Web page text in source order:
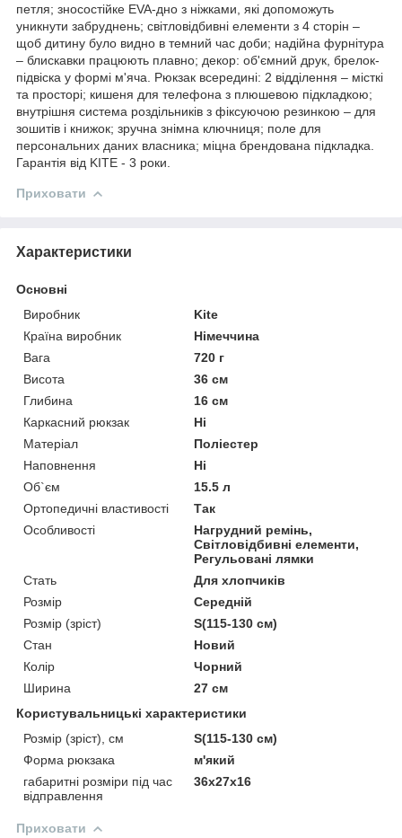
петля; зносостійке EVA-дно з ніжками, які допоможуть
уникнути забруднень; світловідбивні елементи з 4 сторін –
щоб дитину було видно в темний час доби; надійна фурнітура
– блискавки працюють плавно; декор: об'ємний друк, брелок-
підвіска у формі м'яча. Рюкзак всередині: 2 відділення – місткі
та просторі; кишеня для телефона з плюшевою підкладкою;
внутрішня система роздільників з фіксуючою резинкою – для
зошитів і книжок; зручна знімна ключниця; поле для
персональних даних власника; міцна брендована підкладка.
Гарантія від KITE - 3 роки.
Приховати
Характеристики
Основні
Виробник
Kite
Країна виробник
Німеччина
Вага
720 г
Висота
36 см
Глибина
16 см
Каркасний рюкзак
Ні
Матеріал
Поліестер
Наповнення
Ні
Об`єм
15.5 л
Ортопедичні властивості
Так
Особливості
Нагрудний ремінь,
Світловідбивні елементи,
Регульовані лямки
Стать
Для хлопчиків
Розмір
Середній
Розмір (зріст)
S(115-130 см)
Стан
Новий
Колір
Чорний
Ширина
27 см
Користувальницькі характеристики
Розмір (зріст), см
S(115-130 см)
Форма рюкзака
м'який
габаритні розміри під час
відправлення
36x27x16
Приховати